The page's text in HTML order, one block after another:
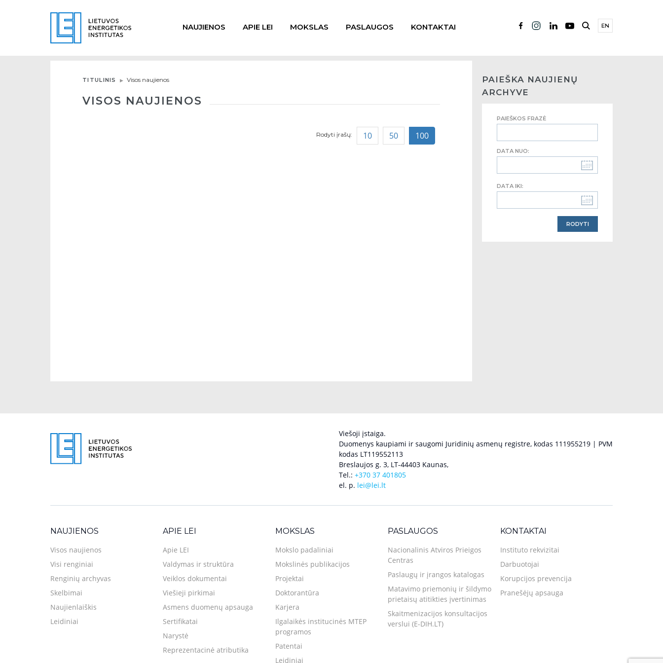
NAUJIENOS APIE LEI MOKSLAS PASLAUGOS KONTAKTAI EN
TITULINIS Visos naujienos
VISOS NAUJIENOS
Rodyti įrašų: 10 50 100
PAIEŠKA NAUJIENŲ
ARCHYVE
PAIEŠKOS FRAZĖ
DATA NUO:
DATA IKI:
Viešoji įstaiga.
Duomenys kaupiami ir saugomi Juridinių asmenų registre, kodas 111955219 | PVM
kodas LT119552113
Breslaujos g. 3, LT-44403 Kaunas,
Tel.: +370 37 401805
el. p. lei@lei.lt
NAUJIENOS
Visos naujienos
Visi renginiai
Renginių archyvas
Skelbimai
Naujienlaiškis
Leidiniai
APIE LEI
Apie LEI
Valdymas ir struktūra
Veiklos dokumentai
Viešieji pirkimai
Asmens duomenų apsauga
Sertifikatai
Narystė
Reprezentacinė atributika
MOKSLAS
Mokslo padaliniai
Mokslinės publikacijos
Projektai
Doktorantūra
Karjera
Ilgalaikės institucinės MTEP
programos
Patentai
Leidiniai
PASLAUGOS
Nacionalinis Atviros Prieigos
Centras
Paslaugų ir įrangos katalogas
Matavimo priemonių ir šildymo
prietaisų atitikties įvertinimas
Skaitmenizacijos konsultacijos
verslui (E-DIH.LT)
KONTAKTAI
Instituto rekvizitai
Darbuotojai
Korupcijos prevencija
Pranešėjų apsauga